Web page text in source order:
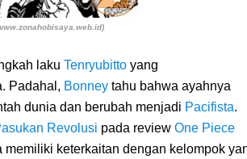
laku Tenryubitto yang
Padahal, Bonney tahu bahwa ayahnya
dunia dan berubah menjadi Pacifista.
Revolusi pada review One Piece
keterkaitan dengan kelompok